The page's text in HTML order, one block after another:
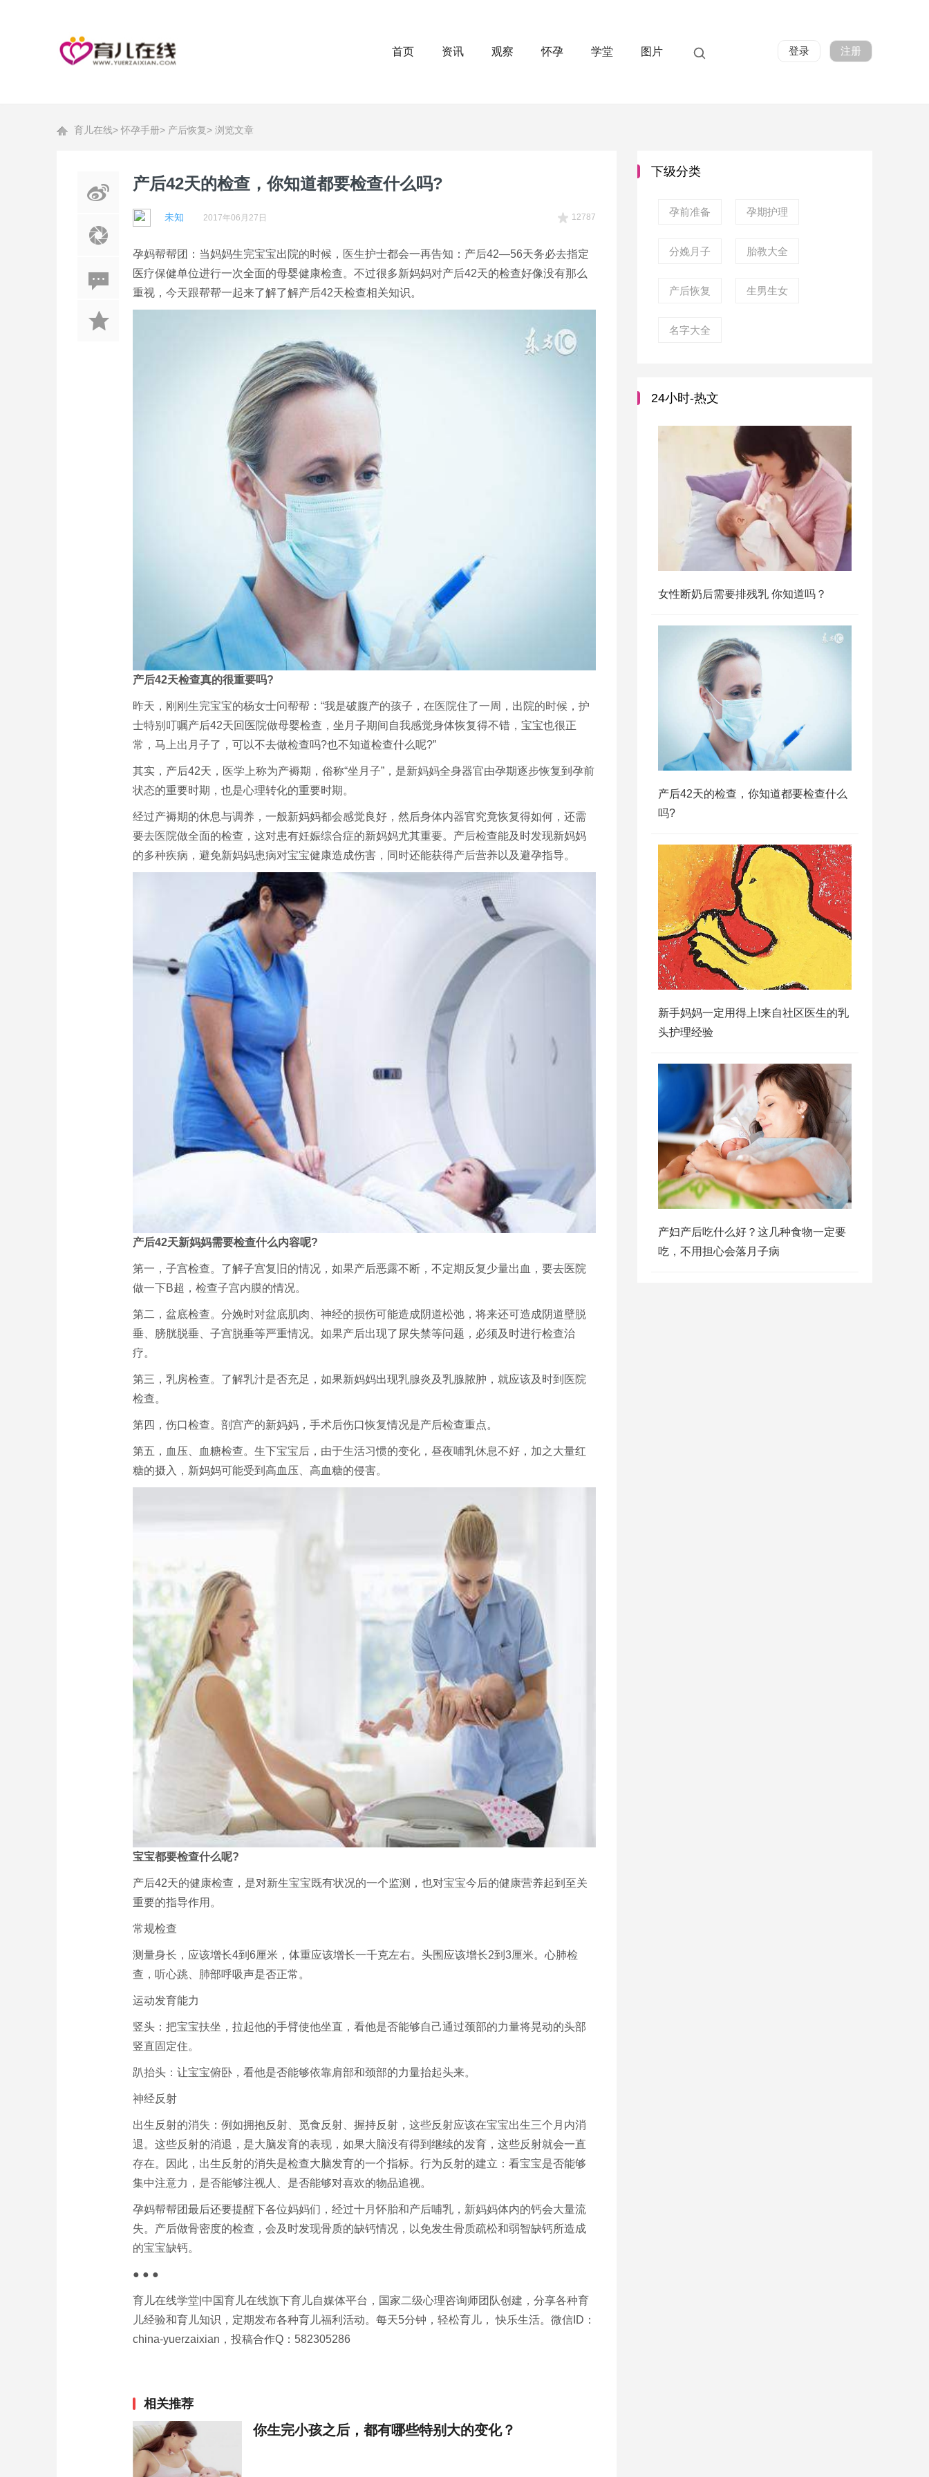
首页 资讯 观察 怀孕 学堂 图片 登录 注册
育儿在线> 怀孕手册> 产后恢复> 浏览文章
产后42天的检查，你知道都要检查什么吗?
12787
未知 2017年06月27日
孕妈帮帮团：当妈妈生完宝宝出院的时候，医生护士都会一再告知：产后42—56天务必去指定
医疗保健单位进行一次全面的母婴健康检查。不过很多新妈妈对产后42天的检查好像没有那么
重视，今天跟帮帮一起来了解了解产后42天检查相关知识。
产后42天检查真的很重要吗?
昨天，刚刚生完宝宝的杨女士问帮帮：“我是破腹产的孩子，在医院住了一周，出院的时候，护
士特别叮嘱产后42天回医院做母婴检查，坐月子期间自我感觉身体恢复得不错，宝宝也很正
常，马上出月子了，可以不去做检查吗?也不知道检查什么呢?”
其实，产后42天，医学上称为产褥期，俗称“坐月子”，是新妈妈全身器官由孕期逐步恢复到孕前
状态的重要时期，也是心理转化的重要时期。
经过产褥期的休息与调养，一般新妈妈都会感觉良好，然后身体内器官究竟恢复得如何，还需
要去医院做全面的检查，这对患有妊娠综合症的新妈妈尤其重要。产后检查能及时发现新妈妈
的多种疾病，避免新妈妈患病对宝宝健康造成伤害，同时还能获得产后营养以及避孕指导。
产后42天新妈妈需要检查什么内容呢?
第一，子宫检查。了解子宫复旧的情况，如果产后恶露不断，不定期反复少量出血，要去医院
做一下B超，检查子宫内膜的情况。
第二，盆底检查。分娩时对盆底肌肉、神经的损伤可能造成阴道松弛，将来还可造成阴道壁脱
垂、膀胱脱垂、子宫脱垂等严重情况。如果产后出现了尿失禁等问题，必须及时进行检查治
疗。
第三，乳房检查。了解乳汁是否充足，如果新妈妈出现乳腺炎及乳腺脓肿，就应该及时到医院
检查。
第四，伤口检查。剖宫产的新妈妈，手术后伤口恢复情况是产后检查重点。
第五，血压、血糖检查。生下宝宝后，由于生活习惯的变化，昼夜哺乳休息不好，加之大量红
糖的摄入，新妈妈可能受到高血压、高血糖的侵害。
宝宝都要检查什么呢?
产后42天的健康检查，是对新生宝宝既有状况的一个监测，也对宝宝今后的健康营养起到至关
重要的指导作用。
常规检查
测量身长，应该增长4到6厘米，体重应该增长一千克左右。头围应该增长2到3厘米。心肺检
查，听心跳、肺部呼吸声是否正常。
运动发育能力
竖头：把宝宝扶坐，拉起他的手臂使他坐直，看他是否能够自己通过颈部的力量将晃动的头部
竖直固定住。
趴抬头：让宝宝俯卧，看他是否能够依靠肩部和颈部的力量抬起头来。
神经反射
出生反射的消失：例如拥抱反射、觅食反射、握持反射，这些反射应该在宝宝出生三个月内消
退。这些反射的消退，是大脑发育的表现，如果大脑没有得到继续的发育，这些反射就会一直
存在。因此，出生反射的消失是检查大脑发育的一个指标。行为反射的建立：看宝宝是否能够
集中注意力，是否能够注视人、是否能够对喜欢的物品追视。
孕妈帮帮团最后还要提醒下各位妈妈们，经过十月怀胎和产后哺乳，新妈妈体内的钙会大量流
失。产后做骨密度的检查，会及时发现骨质的缺钙情况，以免发生骨质疏松和弱智缺钙所造成
的宝宝缺钙。
● ● ●
育儿在线学堂|中国育儿在线旗下育儿自媒体平台，国家二级心理咨询师团队创建，分享各种育
儿经验和育儿知识，定期发布各种育儿福利活动。每天5分钟，轻松育儿， 快乐生活。微信ID：
china-yuerzaixian，投稿合作Q：582305286
相关推荐
你生完小孩之后，都有哪些特别大的变化？
下级分类
孕前准备 孕期护理
分娩月子 胎教大全
产后恢复 生男生女
名字大全
24小时-热文
女性断奶后需要排残乳 你知道吗？
产后42天的检查，你知道都要检查什么
吗?
新手妈妈一定用得上!来自社区医生的乳
头护理经验
产妇产后吃什么好？这几种食物一定要
吃，不用担心会落月子病